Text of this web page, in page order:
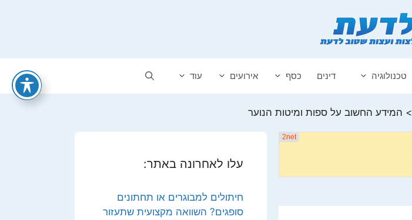
טכנולוגיה דינים כסף אירועים עוד
> המידע החשוב על ספות ומיטות הנוער
עלו לאחרונה באתר:
חיתולים למבוגרים או תחתונים
סופגים? השוואה מקצועית שתעזור